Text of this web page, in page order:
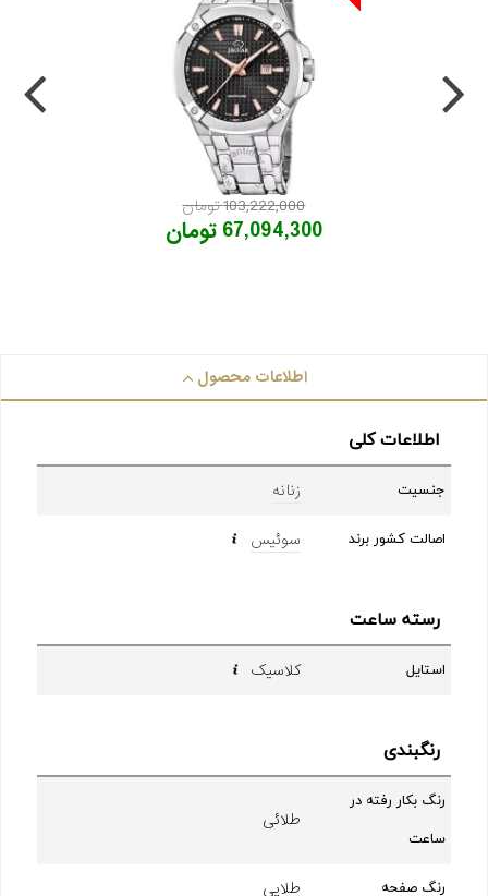
103,222,000 تومان
67,094,300 تومان
اطلاعات محصول
اطلاعات کلی
جنسیت زنانه
اصالت کشور برند سوئیس
رسته ساعت
استایل کلاسیک
رنگبندی
رنگ بکار رفته در
ساعت
طلائی
رنگ صفحه طلایی